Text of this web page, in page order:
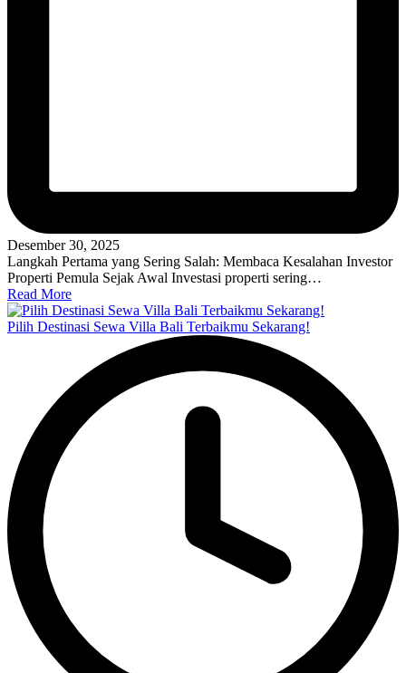
Desember 30, 2025
Langkah Pertama yang Sering Salah: Membaca Kesalahan Investor
Properti Pemula Sejak Awal Investasi properti sering…
Read More
Pilih Destinasi Sewa Villa Bali Terbaikmu Sekarang!